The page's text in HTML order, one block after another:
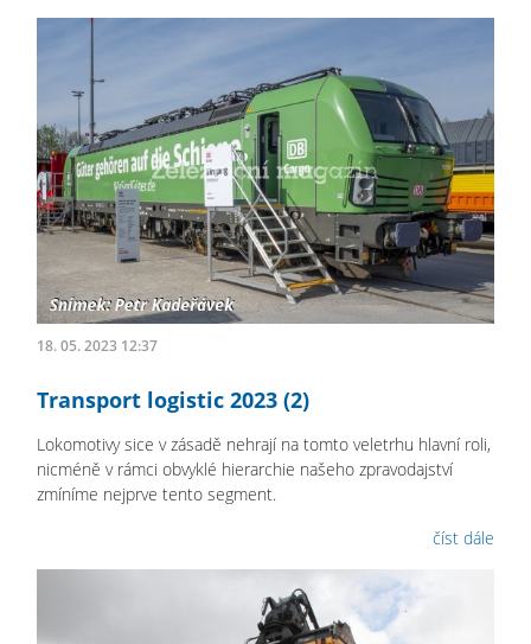
18. 05. 2023 12:37
Transport logistic 2023 (2)
Lokomotivy sice v zásadě nehrají na tomto veletrhu hlavní roli,
nicméně v rámci obvyklé hierarchie našeho zpravodajství
zmíníme nejprve tento segment.
číst dále